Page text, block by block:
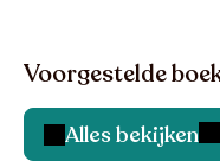
Voorgestelde
Alles bekijken